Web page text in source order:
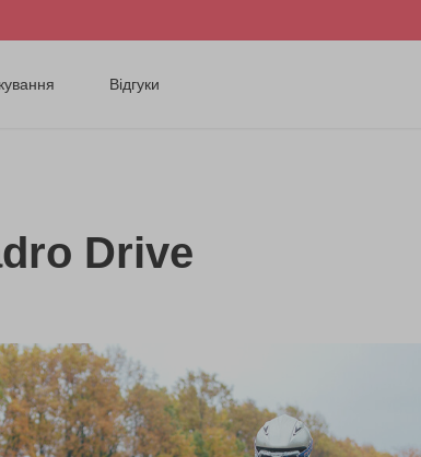
Відгуки
Drive